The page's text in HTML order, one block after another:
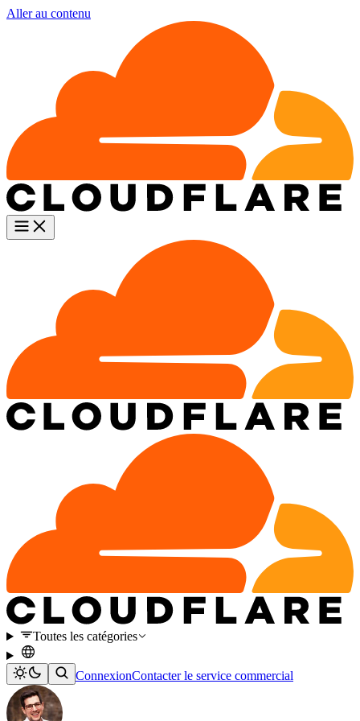
Aller au contenu
Toutes les catégories
ConnexionContacter le service commercial